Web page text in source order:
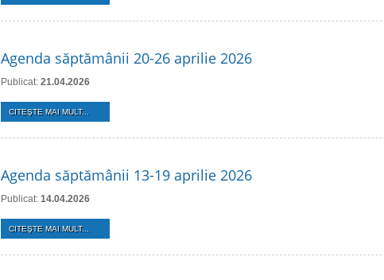
Agenda săptămânii 20-26 aprilie 2026
Publicat: 21.04.2026
CITEŞTE MAI MULT...
Agenda săptămânii 13-19 aprilie 2026
Publicat: 14.04.2026
CITEŞTE MAI MULT...